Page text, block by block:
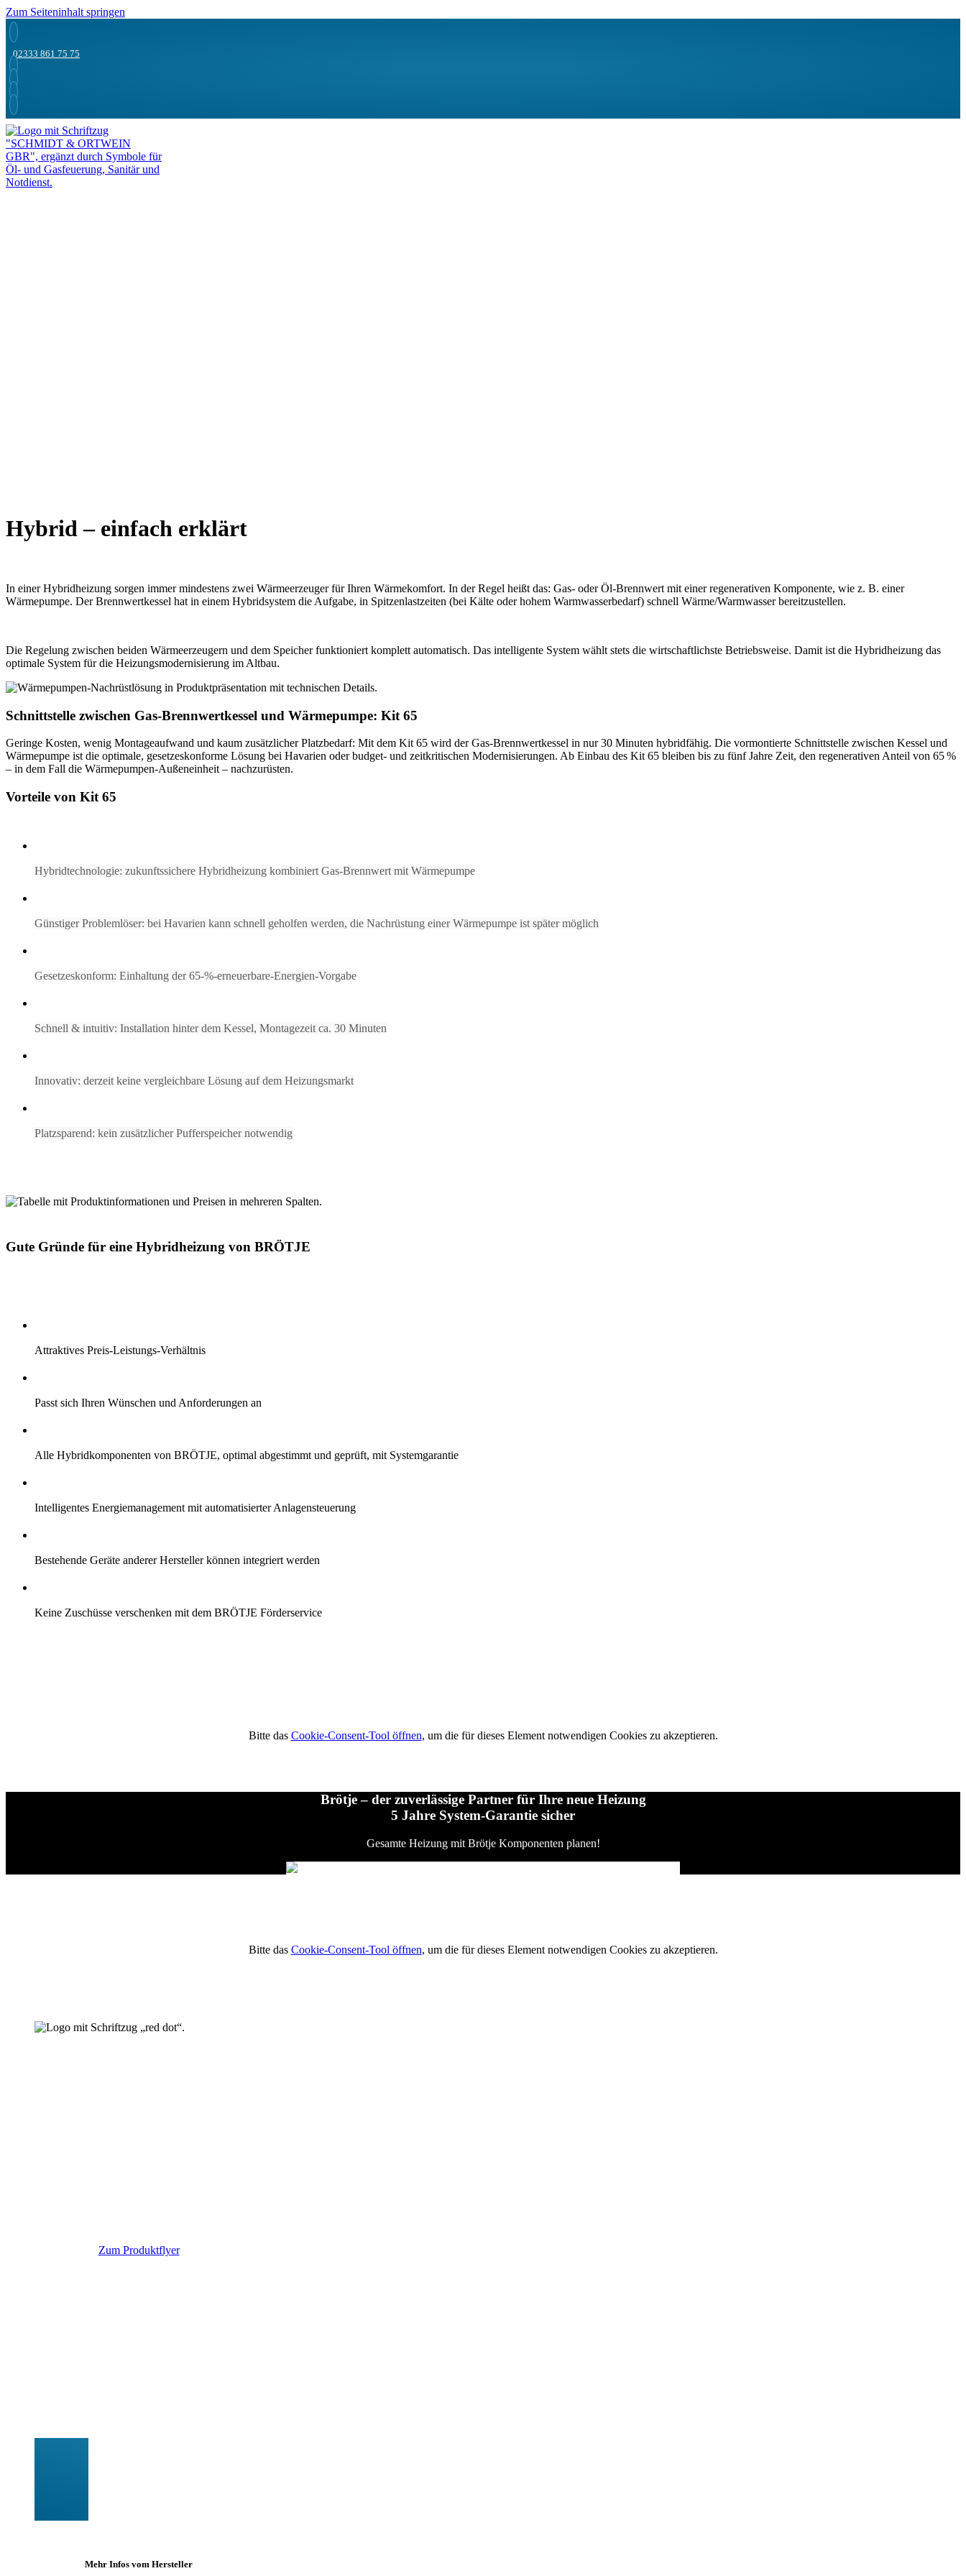
Zum Seiteninhalt springen
02333 861 75 75
Hybrid – einfach erklärt
In einer Hybridheizung sorgen immer mindestens zwei Wärmeerzeuger für Ihren Wärmekomfort. In der Regel heißt das: Gas- oder Öl-Brennwert mit einer regenerativen Komponente, wie z. B. einer
Wärmepumpe. Der Brennwertkessel hat in einem Hybridsystem die Aufgabe, in Spitzenlastzeiten (bei Kälte oder hohem Warmwasserbedarf) schnell Wärme/Warmwasser bereitzustellen.
Die Regelung zwischen beiden Wärmeerzeugern und dem Speicher funktioniert komplett automatisch. Das intelligente System wählt stets die wirtschaftlichste Betriebsweise. Damit ist die Hybridheizung das
optimale System für die Heizungsmodernisierung im Altbau.
Schnittstelle zwischen Gas-Brennwertkessel und Wärmepumpe: Kit 65
Geringe Kosten, wenig Montageaufwand und kaum zusätzlicher Platzbedarf: Mit dem Kit 65 wird der Gas-Brennwertkessel in nur 30 Minuten hybridfähig. Die vormontierte Schnittstelle zwischen Kessel und
Wärmepumpe ist die optimale, gesetzeskonforme Lösung bei Havarien oder budget- und zeitkritischen Modernisierungen. Ab Einbau des Kit 65 bleiben bis zu fünf Jahre Zeit, den regenerativen Anteil von 65 %
– in dem Fall die Wärmepumpen-Außeneinheit – nachzurüsten.
Vorteile von Kit 65
Hybridtechnologie: zukunftssichere Hybridheizung kombiniert Gas-Brennwert mit Wärmepumpe
Günstiger Problemlöser: bei Havarien kann schnell geholfen werden, die Nachrüstung einer Wärmepumpe ist später möglich
Gesetzeskonform: Einhaltung der 65-%-erneuerbare-Energien-Vorgabe
Schnell & intuitiv: Installation hinter dem Kessel, Montagezeit ca. 30 Minuten
Innovativ: derzeit keine vergleichbare Lösung auf dem Heizungsmarkt
Platzsparend: kein zusätzlicher Pufferspeicher notwendig
Gute Gründe für eine Hybridheizung von BRÖTJE
Attraktives Preis-Leistungs-Verhältnis
Passt sich Ihren Wünschen und Anforderungen an
Alle Hybridkomponenten von BRÖTJE, optimal abgestimmt und geprüft, mit Systemgarantie
Intelligentes Energiemanagement mit automatisierter Anlagensteuerung
Bestehende Geräte anderer Hersteller können integriert werden
Keine Zuschüsse verschenken mit dem BRÖTJE Förderservice
Bitte das Cookie-Consent-Tool öffnen, um die für dieses Element notwendigen Cookies zu akzeptieren.
Brötje – der zuverlässige Partner für Ihre neue Heizung
5 Jahre System-Garantie sicher
Gesamte Heizung mit Brötje Komponenten planen!
Bitte das Cookie-Consent-Tool öffnen, um die für dieses Element notwendigen Cookies zu akzeptieren.
Zum Produktflyer
Mehr Infos vom Hersteller